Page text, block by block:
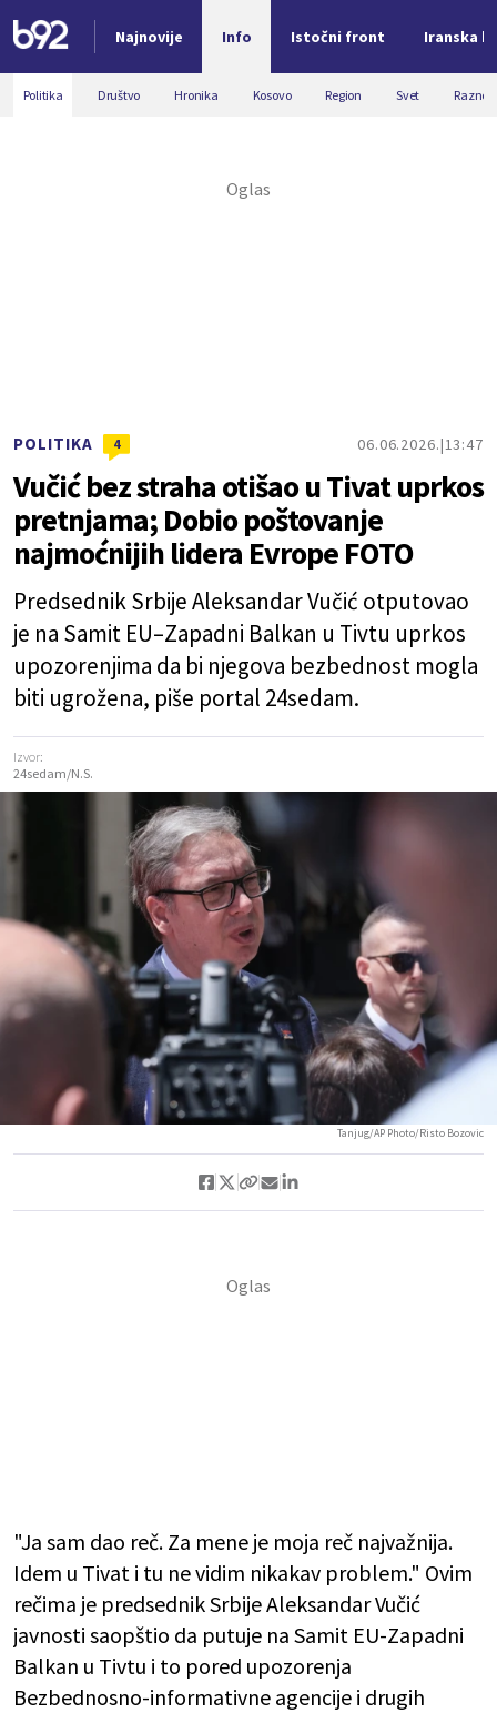
Najnovije Info Istočni front Iranska
Nova vest
Politika Društvo Hronika Kosovo Region Svet Razno
POLITIKA 4 06.06.2026. 13:47
Vučić bez straha otišao u Tivat uprkos
pretnjama; Dobio poštovanje
najmoćnijih lidera Evrope FOTO
Predsednik Srbije Aleksandar Vučić otputovao
je na Samit EU–Zapadni Balkan u Tivtu uprkos
upozorenjima da bi njegova bezbednost mogla
biti ugrožena, piše portal 24sedam.
Izvor:
24sedam/N.S.
Tanjug/AP Photo/Risto Bozovic
"Ja sam dao reč. Za mene je moja reč najvažnija.
Idem u Tivat i tu ne vidim nikakav problem." Ovim
rečima je predsednik Srbije Aleksandar Vučić
javnosti saopštio da putuje na Samit EU-Zapadni
Balkan u Tivtu i to pored upozorenja
Bezbednosno-informativne agencije i drugih